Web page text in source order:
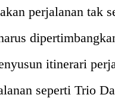
perjalanan tak
itinerari
seperti Trio